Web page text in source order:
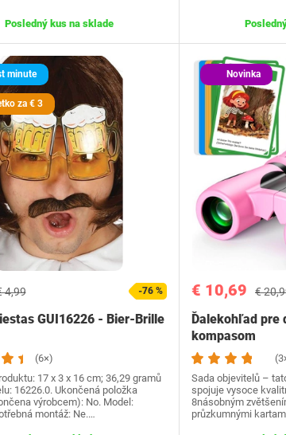
Posledný kus na sklade
minute
za € 3
4,99 -76 %
GUI16226 - Bier-Brille
(6×)
17 x 3 x 16 cm; 36,29 gramů
16226.0. Ukončená položka
výrobcem): No. Model:
montáž: Ne.…
Novinka
€ 10,69 €
Ďalekohľad pre
kompasom
Sada objevitelů –
spojuje vysoce
8násobným
průzkumnými